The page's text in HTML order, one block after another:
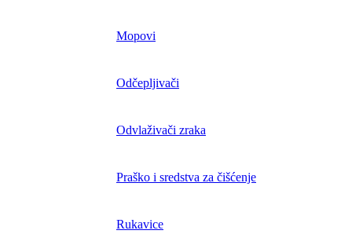
Mopovi
Odčepljivači
Odvlaživači zraka
Praško i sredstva za čišćenje
Rukavice